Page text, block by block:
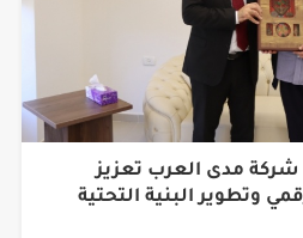
شركة مدى العرب تعزيز
وتطوير البنية التحتية